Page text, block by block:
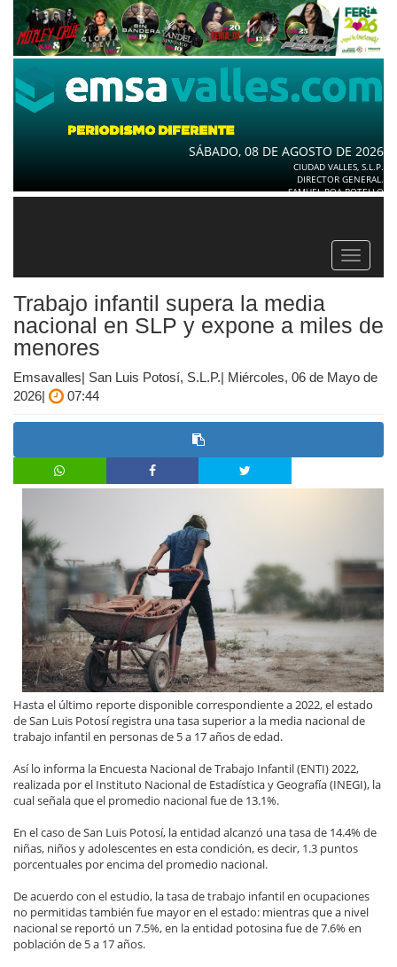
SÁBADO, 08 DE AGOSTO DE 2026
CIUDAD VALLES, S.L.P.
DIRECTOR GENERAL.
SAMUEL ROA BOTELLO
Toggle
Trabajo infantil supera la media
nacional en SLP y expone a miles de
menores
Emsavalles| San Luis Potosí, S.L.P.| Miércoles, 06 de Mayo de
2026|
07:44
Hasta el último reporte disponible correspondiente a 2022, el estado
de San Luis Potosí registra una tasa superior a la media nacional de
trabajo infantil en personas de 5 a 17 años de edad.
Así lo informa la Encuesta Nacional de Trabajo Infantil (ENTI) 2022,
realizada por el Instituto Nacional de Estadística y Geografía (INEGI), la
cual señala que el promedio nacional fue de 13.1%.
En el caso de San Luis Potosí, la entidad alcanzó una tasa de 14.4% de
niñas, niños y adolescentes en esta condición, es decir, 1.3 puntos
porcentuales por encima del promedio nacional.
De acuerdo con el estudio, la tasa de trabajo infantil en ocupaciones
no permitidas también fue mayor en el estado: mientras que a nivel
nacional se reportó un 7.5%, en la entidad potosina fue de 7.6% en
población de 5 a 17 años.